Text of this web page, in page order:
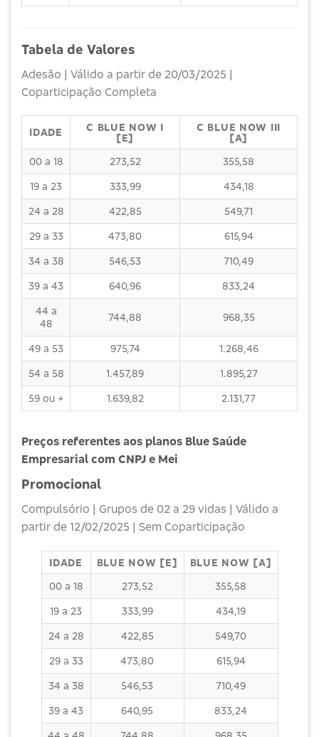
Tabela de Valores
Adesão | Válido a partir de 20/03/2025 |
Coparticipação Completa
IDADE
C BLUE NOW I
[E]
C BLUE NOW III
[A]
00 a 18
273,52 355,58
19 a 23 333,99 434,18
24 a 28 422,85 549,71
29 a 33 473,80 615,94
34 a 38 546,53 710,49
39 a 43 640,96 833,24
44 a
48
744,88 968,35
49 a 53 975,74 1.268,46
54 a 58 1.457,89 1.895,27
59 ou + 1.639,82 2.131,77
Preços referentes aos planos Blue Saúde
Empresarial com CNPJ e Mei
Promocional
Compulsório | Grupos de 02 a 29 vidas | Válido a
partir de 12/02/2025 | Sem Coparticipação
IDADE BLUE NOW [E]
BLUE NOW [A]
00 a 18
273,52 355,58
19 a 23 333,99 434,19
24 a 28 422,85 549,70
29 a 33 473,80 615,94
34 a 38 546,53 710,49
39 a 43 640,95 833,24